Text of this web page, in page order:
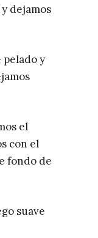
dejamos
pelado y
el
con el
fondo de
suave